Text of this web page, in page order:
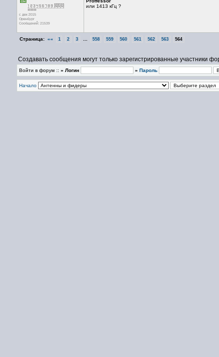
с дек 2015
Оренбург
Сообщений: 21539
или 1413 кГц ?
Страница: «« 1 2 3 558 559 560 561 562 563 564
Создавать сообщения могут только зарегистрированные участники
Войти в форум :: » Логин » Пароль
Начало